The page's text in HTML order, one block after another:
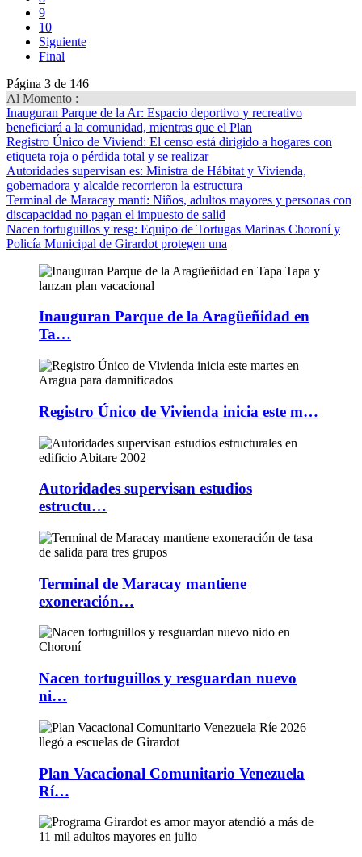
9
10
Siguiente
Final
Página 3 de 146
Al Momento :
Inauguran Parque de la Ar: Espacio deportivo y recreativo
beneficiará a la comunidad, mientras que el Plan
Registro Único de Viviend: El censo está dirigido a hogares con
etiqueta roja o pérdida total y se realizar
Autoridades supervisan es: Ministra de Hábitat y Vivienda,
gobernadora y alcalde recorrieron la estructura
Terminal de Maracay manti: Niños, adultos mayores y personas con
discapacidad no pagan el impuesto de salid
Nacen tortuguillos y resg: Equipo de Tortugas Marinas Choroní y
Policía Municipal de Girardot protegen una
Inauguran Parque de la Aragüeñidad en
Ta…
Registro Único de Vivienda inicia este m…
Autoridades supervisan estudios
estructu…
Terminal de Maracay mantiene
exoneración…
Nacen tortuguillos y resguardan nuevo
ni…
Plan Vacacional Comunitario Venezuela
Rí…